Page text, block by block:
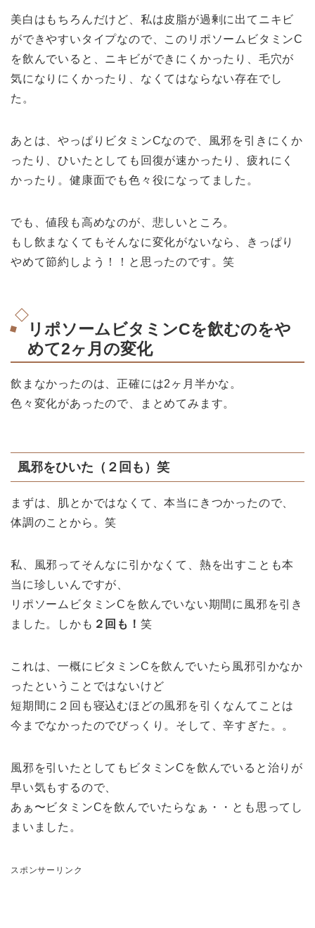
美白はもちろんだけど、私は皮脂が過剰に出てニキビ
ができやすいタイプなので、このリポソームビタミンC
を飲んでいると、ニキビができにくかったり、毛穴が
気になりにくかったり、なくてはならない存在でし
た。
あとは、やっぱりビタミンCなので、風邪を引きにくか
ったり、ひいたとしても回復が速かったり、疲れにく
かったり。健康面でも色々役になってました。
でも、値段も高めなのが、悲しいところ。
もし飲まなくてもそんなに変化がないなら、きっぱり
やめて節約しよう！！と思ったのです。笑
リポソームビタミンCを飲むのをや
めて2ヶ月の変化
飲まなかったのは、正確には2ヶ月半かな。
色々変化があったので、まとめてみます。
風邪をひいた（２回も）笑
まずは、肌とかではなくて、本当にきつかったので、
体調のことから。笑
私、風邪ってそんなに引かなくて、熱を出すことも本
当に珍しいんですが、
リポソームビタミンCを飲んでいない期間に風邪を引き
ました。しかも ２回も！ 笑
これは、一概にビタミンCを飲んでいたら風邪引かなか
ったということではないけど
短期間に２回も寝込むほどの風邪を引くなんてことは
今までなかったのでびっくり。そして、辛すぎた。。
風邪を引いたとしてもビタミンCを飲んでいると治りが
早い気もするので、
あぁ〜ビタミンCを飲んでいたらなぁ・・とも思ってし
まいました。
スポンサーリンク